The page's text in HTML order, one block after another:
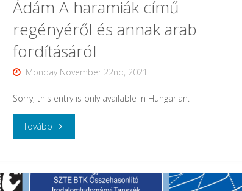
a
következő
Ádám A haramiák című
regényéről és annak arab
fordításáról
Monday November 22nd, 2021
Sorry, this entry is only available in Hungarian.
Tovább"
Műhelyszeminárium